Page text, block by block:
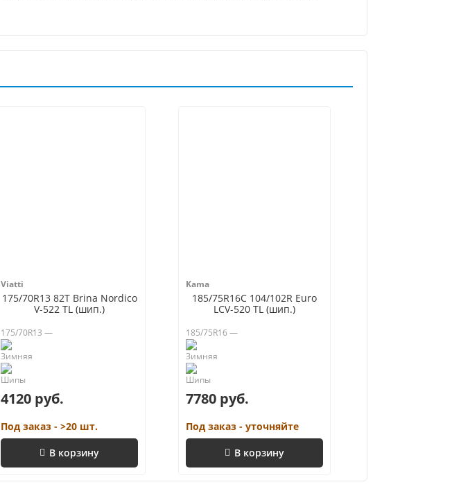
Viatti
175/70R13 82T Brina Nordico
V-522 TL (шип.)
175/70R13 —
4120 руб.
Под заказ - >20 шт.
В корзину
Kama
185/75R16C 104/102R Euro
LCV-520 TL (шип.)
185/75R16 —
7780 руб.
Под заказ - уточняйте
В корзину